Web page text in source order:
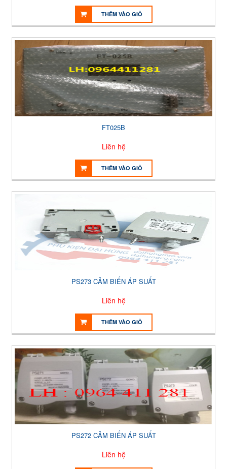
THÊM VÀO GIỎ
FT025B
Liên hệ
THÊM VÀO GIỎ
PS273 CẢM BIẾN ÁP SUẤT
Liên hệ
THÊM VÀO GIỎ
PS272 CẢM BIẾN ÁP SUẤT
Liên hệ